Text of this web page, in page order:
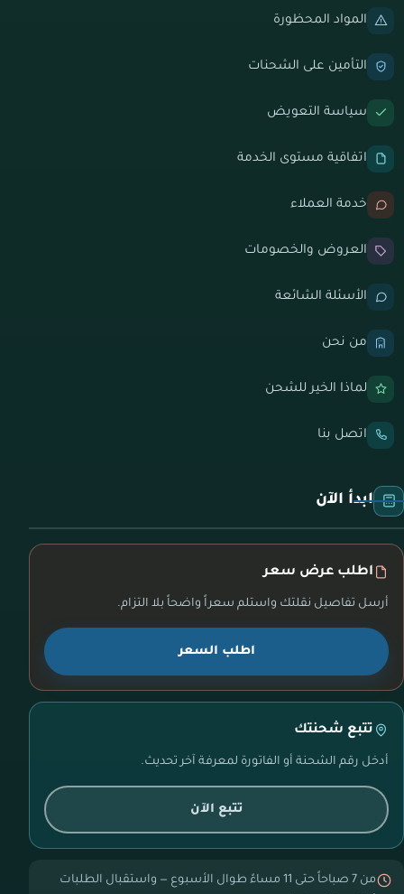
المواد المحظورة
التأمين على الشحنات
سياسة التعويض
اتفاقية مستوى الخدمة
خدمة العملاء
العروض والخصومات
الأسئلة الشائعة
من نحن
لماذا الخير للشحن
اتصل بنا
ابدأ الآن
اطلب عرض سعر
أرسل تفاصيل نقلتك واستلم سعراً واضحاً بلا التزام.
اطلب السعر
تتبع شحنتك
أدخل رقم الشحنة أو الفاتورة لمعرفة آخر تحديث.
تتبع الآن
من 7 صباحاً حتى 11 مساءً طوال الأسبوع — واستقبال الطلبات